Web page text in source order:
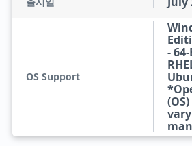
OS Support
-